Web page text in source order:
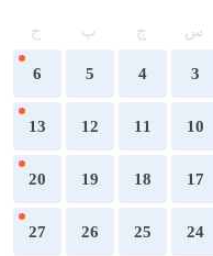
س چ پ ج
3
4
5
6
10
11
12
13
17
18
19
20
24
25
26
27